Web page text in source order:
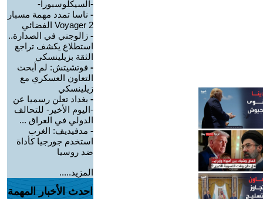
-السيكلوسبورا-
- ناسا تمدد مهمة مسبار
Voyager 2 الفضائي
- زالوجني في الصدارة..
استطلاع يكشف تراجع
الثقة بزيلينسكي
- فوتشيتش: لم أبحث
التعاون العسكري مع
زيلينسكي
- بغداد تعلن رسميا عن
-اليوم الأخير- للتحالف
الدولي في العراق ...
- مدفيديف: الغرب
استخدم جورجيا كأداة
ضد روسيا
المزيد.....
احدث الأخبار المهمة